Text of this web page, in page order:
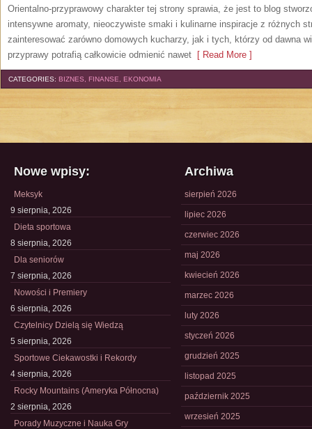
Orientalno-przyprawowy charakter tej strony sprawia, że jest to blog
intensywne aromaty, nieoczywiste smaki i kulinarne inspiracje z różnych
zainteresować zarówno domowych kucharzy, jak i tych, którzy od dawna
przyprawy potrafią całkowicie odmienić nawet [ Read More ]
CATEGORIES: BIZNES, FINANSE, EKONOMIA
Nowe wpisy:
Meksyk
9 sierpnia, 2026
Dieta sportowa
8 sierpnia, 2026
Dla seniorów
7 sierpnia, 2026
Nowości i Premiery
6 sierpnia, 2026
Czytelnicy Dzielą się Wiedzą
5 sierpnia, 2026
Sportowe Ciekawostki i Rekordy
4 sierpnia, 2026
Rocky Mountains (Ameryka Północna)
2 sierpnia, 2026
Porady Muzyczne i Nauka Gry
Archiwa
sierpień 2026
lipiec 2026
czerwiec 2026
maj 2026
kwiecień 2026
marzec 2026
luty 2026
styczeń 2026
grudzień 2025
listopad 2025
październik 2025
wrzesień 2025